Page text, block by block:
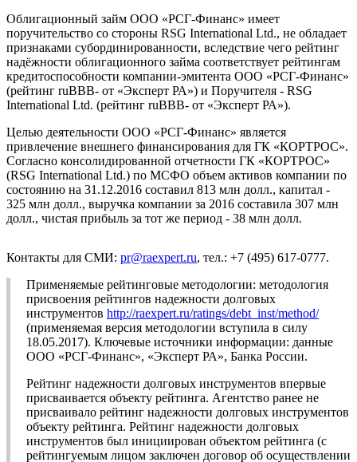
Облигационный займ ООО «РСГ-Финанс» имеет
поручительство со стороны RSG International Ltd., не обладает
признаками субординированности, вследствие чего рейтинг
надёжности облигационного займа соответствует рейтингам
кредитоспособности компании-эмитента ООО «РСГ-Финанс»
(рейтинг ruBBB- от «Эксперт РА») и Поручителя - RSG
International Ltd. (рейтинг ruBBB- от «Эксперт РА»).
Целью деятельности ООО «РСГ-Финанс» является
привлечение внешнего финансирования для ГК «КОРТРОС».
Согласно консолидированной отчетности ГК «КОРТРОС»
(RSG International Ltd.) по МСФО объем активов компании по
состоянию на 31.12.2016 составил 813 млн долл., капитал -
325 млн долл., выручка компании за 2016 составила 307 млн
долл., чистая прибыль за тот же период - 38 млн долл.
Контакты для СМИ: pr@raexpert.ru, тел.: +7 (495) 617-0777.
Применяемые рейтинговые методологии: методология
присвоения рейтингов надежности долговых
инструментов http://raexpert.ru/ratings/debt_inst/method/
(применяемая версия методологии вступила в силу
18.05.2017). Ключевые источники информации: данные
ООО «РСГ-Финанс», «Эксперт РА», Банка России.
Рейтинг надежности долговых инструментов впервые
присваивается объекту рейтинга. Агентство ранее не
присваивало рейтинг надежности долговых инструментов
объекту рейтинга. Рейтинг надежности долговых
инструментов был инициирован объектом рейтинга (с
рейтингуемым лицом заключен договор об осуществлении